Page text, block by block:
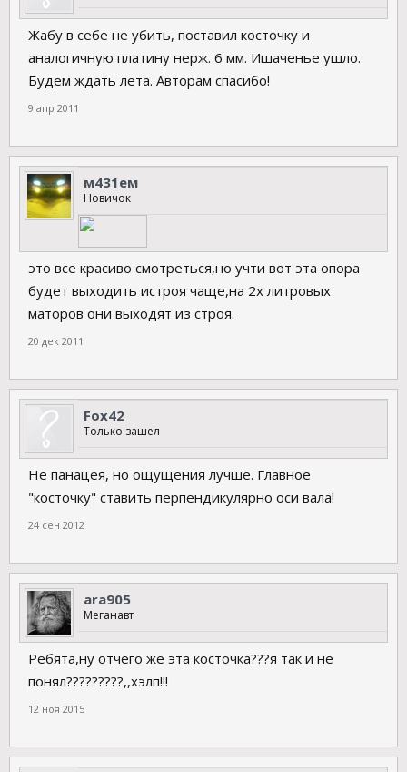
Жабу в себе не убить, поставил косточку и
аналогичную платину нерж. 6 мм. Ишаченье ушло.
Будем ждать лета. Авторам спасибо!
9 апр 2011
м431ем
Новичок
это все красиво смотреться,но учти вот эта опора
будет выходить истроя чаще,на 2х литровых
маторов они выходят из строя.
20 дек 2011
Fox42
Только зашел
Не панацея, но ощущения лучше. Главное
"косточку" ставить перпендикулярно оси вала!
24 сен 2012
ara905
Меганавт
Ребята,ну отчего же эта косточка???я так и не
понял?????????,,хэлп!!!
12 ноя 2015